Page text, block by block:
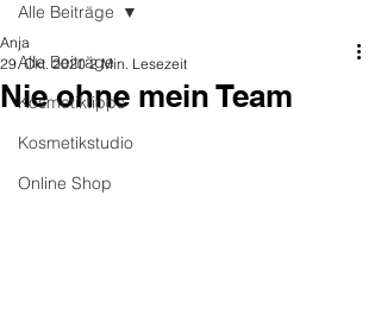
Alle Beiträge
Kosmetiktipps
Kosmetikstudio
Online Shop
Alle Beiträge
Nie ohne mein Team
Anja
29. Okt. 2020 2 Min. Lesezeit